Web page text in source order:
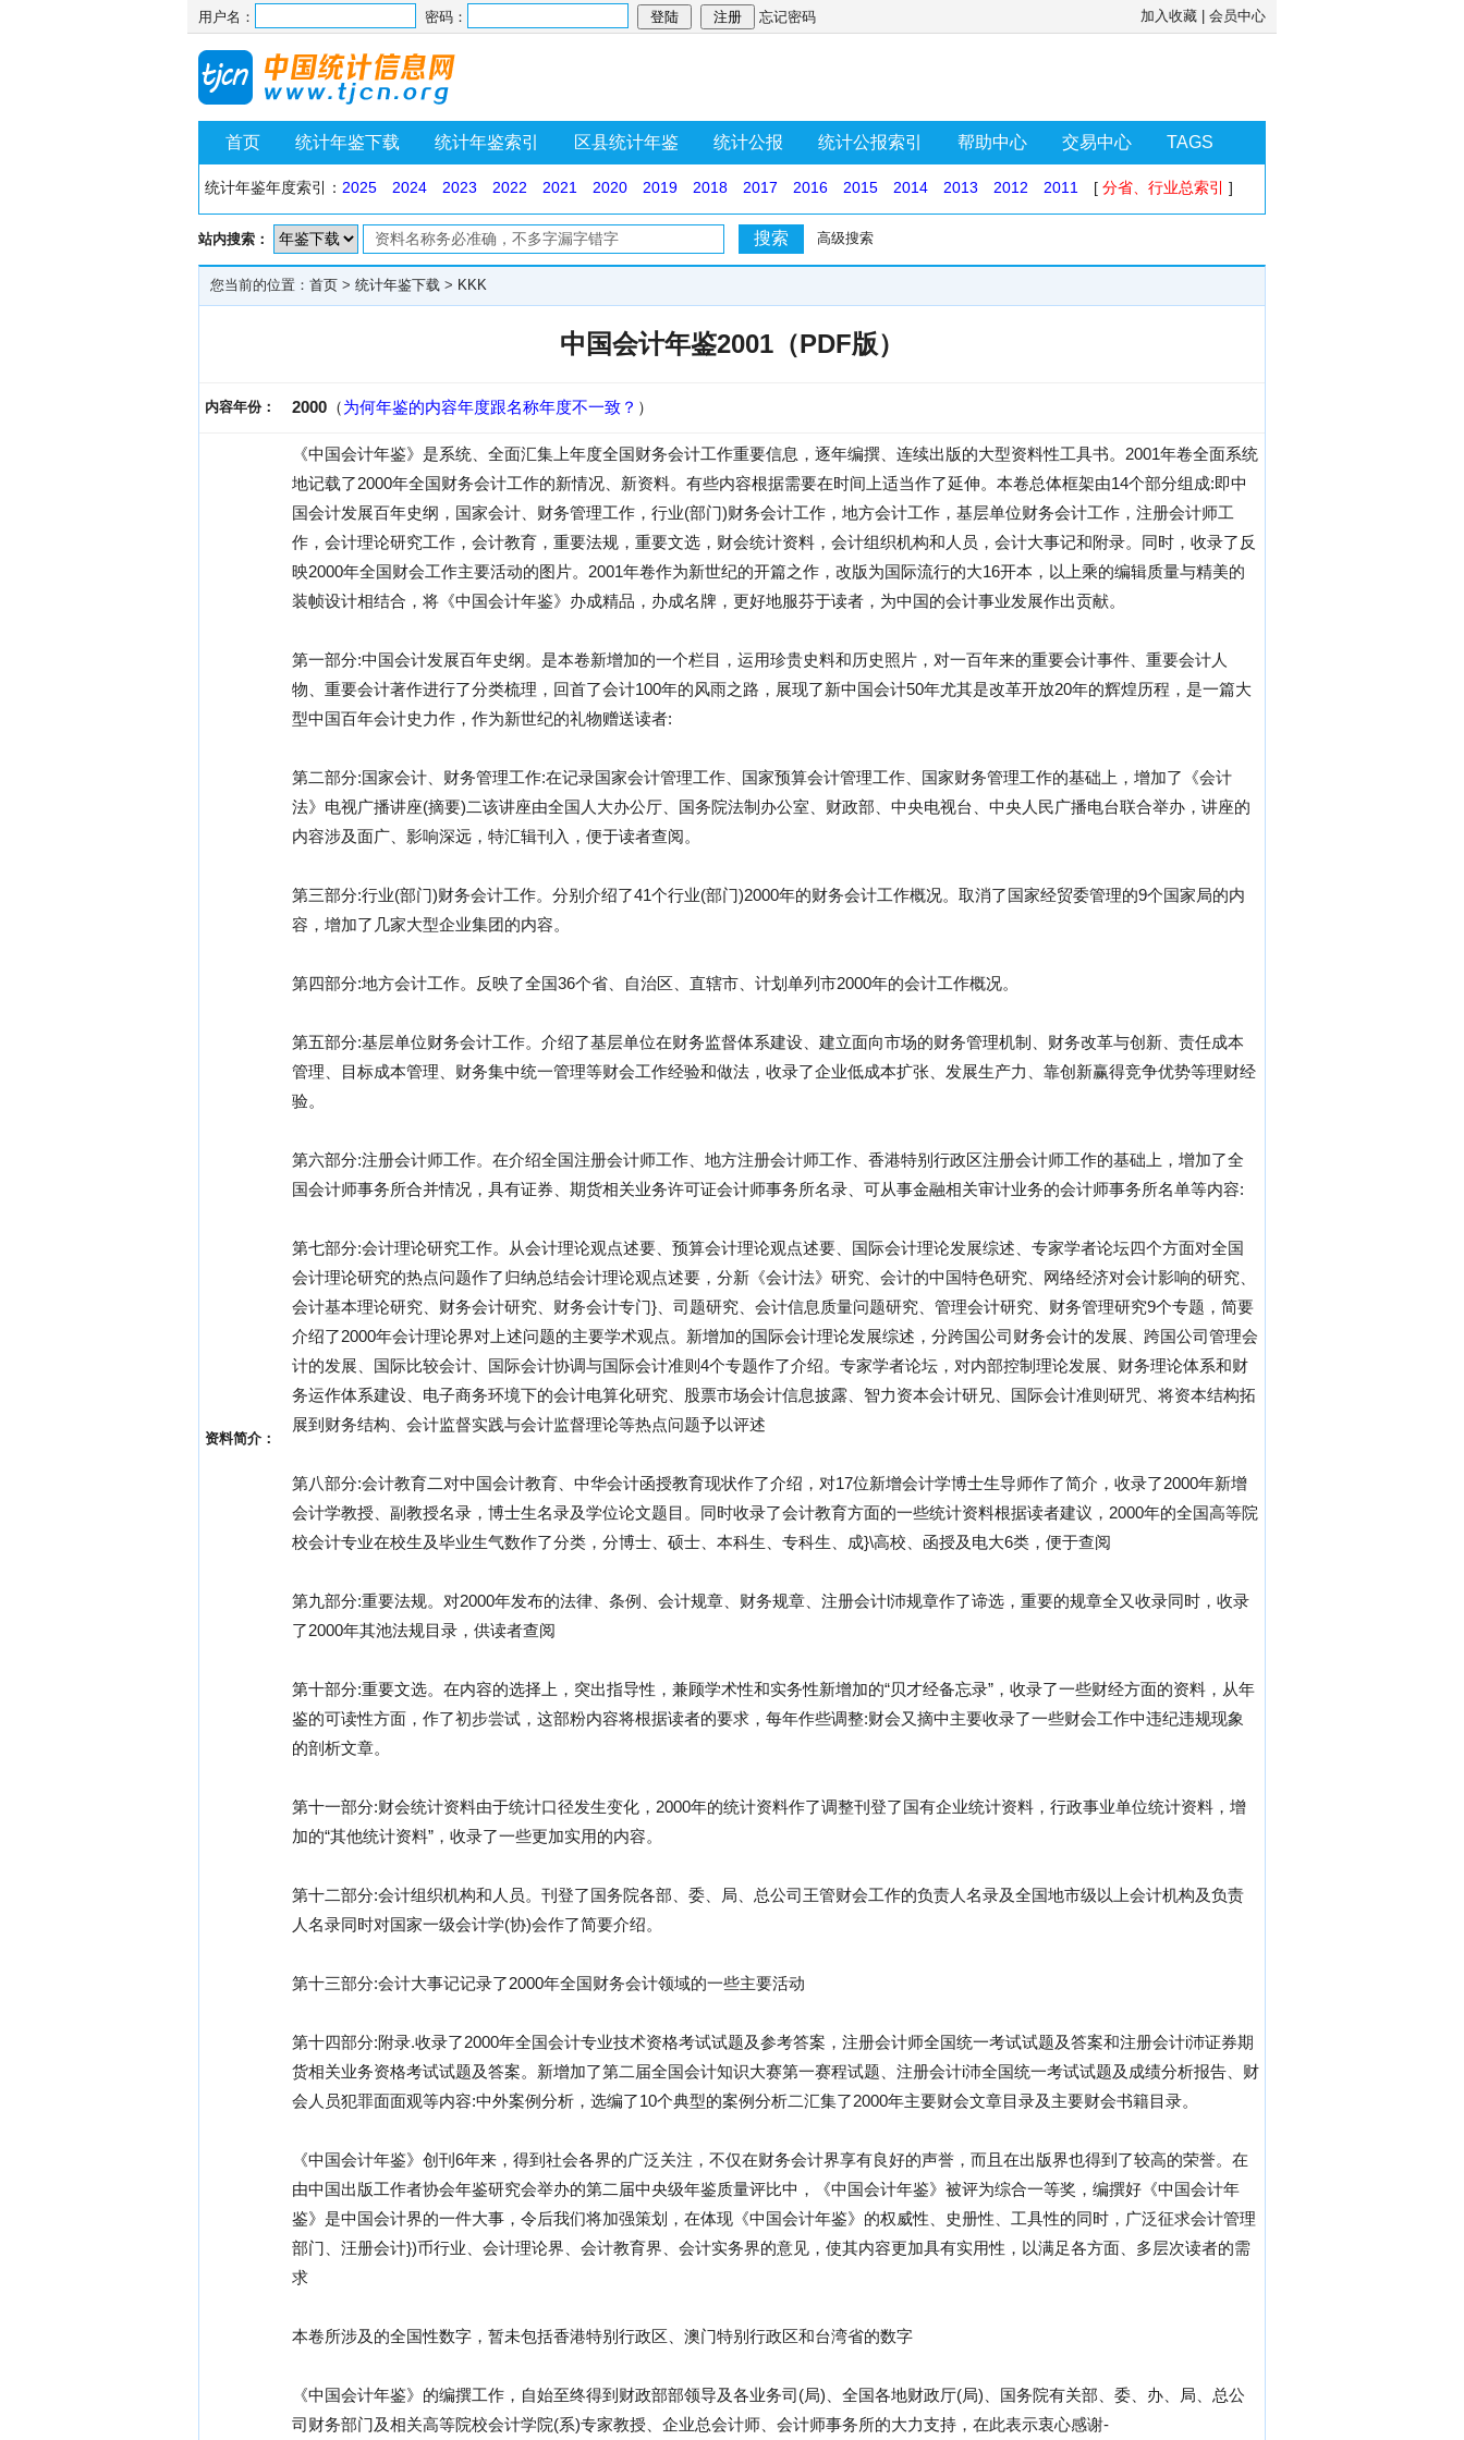
用户名： 密码： 忘记密码 加入收藏 会员中心
首页 统计年鉴下载 统计年鉴索引 区县统计年鉴 统计公报 统计公报索引 帮助中心 交易中心 TAGS
统计年鉴年度索引： 2025 2024 2023 2022 2021 2020 2019 2018 2017 2016 2015 2014 2013 2012 2011 [ 分省、行业总索引 ]
站内搜索： 高级搜索
您当前的位置： 首页 > 统计年鉴下载 > KKK
中国会计年鉴2001（PDF版）
内容年份： 2000 （为何年鉴的内容年度跟名称年度不一致？ ）
资料简介：
《中国会计年鉴》是系统、全面汇集上年度全国财务会计工作重要信息，逐年编撰、连续出版的大型资料性工具书。2001年卷全面系统
地记载了2000年全国财务会计工作的新情况、新资料。有些内容根据需要在时间上适当作了延伸。本卷总体框架由14个部分组成:即中
国会计发展百年史纲，国家会计、财务管理工作，行业(部门)财务会计工作，地方会计工作，基层单位财务会计工作，注册会计师工
作，会计理论研究工作，会计教育，重要法规，重要文选，财会统计资料，会计组织机构和人员，会计大事记和附录。同时，收录了反
映2000年全国财会工作主要活动的图片。2001年卷作为新世纪的开篇之作，改版为国际流行的大16开本，以上乘的编辑质量与精美的
装帧设计相结合，将《中国会计年鉴》办成精品，办成名牌，更好地服芬于读者，为中国的会计事业发展作出贡献。
第一部分:中国会计发展百年史纲。是本卷新增加的一个栏目，运用珍贵史料和历史照片，对一百年来的重要会计事件、重要会计人
物、重要会计著作进行了分类梳理，回首了会计100年的风雨之路，展现了新中国会计50年尤其是改革开放20年的辉煌历程，是一篇大
型中国百年会计史力作，作为新世纪的礼物赠送读者:
第二部分:国家会计、财务管理工作:在记录国家会计管理工作、国家预算会计管理工作、国家财务管理工作的基础上，增加了《会计
法》电视广播讲座(摘要)二该讲座由全国人大办公厅、国务院法制办公室、财政部、中央电视台、中央人民广播电台联合举办，讲座的
内容涉及面广、影响深远，特汇辑刊入，便于读者查阅。
第三部分:行业(部门)财务会计工作。分别介绍了41个行业(部门)2000年的财务会计工作概况。取消了国家经贸委管理的9个国家局的内
容，增加了几家大型企业集团的内容。
第四部分:地方会计工作。反映了全国36个省、自治区、直辖市、计划单列市2000年的会计工作概况。
第五部分:基层单位财务会计工作。介绍了基层单位在财务监督体系建设、建立面向市场的财务管理机制、财务改革与创新、责任成本
管理、目标成本管理、财务集中统一管理等财会工作经验和做法，收录了企业低成本扩张、发展生产力、靠创新赢得竞争优势等理财经
验。
第六部分:注册会计师工作。在介绍全国注册会计师工作、地方注册会计师工作、香港特别行政区注册会计师工作的基础上，增加了全
国会计师事务所合并情况，具有证券、期货相关业务许可证会计师事务所名录、可从事金融相关审计业务的会计师事务所名单等内容:
第七部分:会计理论研究工作。从会计理论观点述要、预算会计理论观点述要、国际会计理论发展综述、专家学者论坛四个方面对全国
会计理论研究的热点问题作了归纳总结会计理论观点述要，分新《会计法》研究、会计的中国特色研究、网络经济对会计影响的研究、
会计基本理论研究、财务会计研究、财务会计专门}、司题研究、会计信息质量问题研究、管理会计研究、财务管理研究9个专题，简要
介绍了2000年会计理论界对上述问题的主要学术观点。新增加的国际会计理论发展综述，分跨国公司财务会计的发展、跨国公司管理会
计的发展、国际比较会计、国际会计协调与国际会计准则4个专题作了介绍。专家学者论坛，对内部控制理论发展、财务理论体系和财
务运作体系建设、电子商务环境下的会计电算化研究、股票市场会计信息披露、智力资本会计研兄、国际会计准则研咒、将资本结构拓
展到财务结构、会计监督实践与会计监督理论等热点问题予以评述
第八部分:会计教育二对中国会计教育、中华会计函授教育现状作了介绍，对17位新增会计学博士生导师作了简介，收录了2000年新增
会计学教授、副教授名录，博士生名录及学位论文题目。同时收录了会计教育方面的一些统计资料根据读者建议，2000年的全国高等院
校会计专业在校生及毕业生气数作了分类，分博士、硕士、本科生、专科生、成}\高校、函授及电大6类，便于查阅
第九部分:重要法规。对2000年发布的法律、条例、会计规章、财务规章、注册会计l沛规章作了谛选，重要的规章全又收录同时，收录
了2000年其池法规目录，供读者查阅
第十部分:重要文选。在内容的选择上，突出指导性，兼顾学术性和实务性新增加的“贝才经备忘录”，收录了一些财经方面的资料，从年
鉴的可读性方面，作了初步尝试，这部粉内容将根据读者的要求，每年作些调整:财会又摘中主要收录了一些财会工作中违纪违规现象
的剖析文章。
第十一部分:财会统计资料由于统计口径发生变化，2000年的统计资料作了调整刊登了国有企业统计资料，行政事业单位统计资料，增
加的“其他统计资料”，收录了一些更加实用的内容。
第十二部分:会计组织机构和人员。刊登了国务院各部、委、局、总公司王管财会工作的负责人名录及全国地市级以上会计机构及负责
人名录同时对国家一级会计学(协)会作了简要介绍。
第十三部分:会计大事记记录了2000年全国财务会计领域的一些主要活动
第十四部分:附录.收录了2000年全国会计专业技术资格考试试题及参考答案，注册会计师全国统一考试试题及答案和注册会计i沛证券期
货相关业务资格考试试题及答案。新增加了第二届全国会计知识大赛第一赛程试题、注册会计i沛全国统一考试试题及成绩分析报告、财
会人员犯罪面面观等内容:中外案例分析，选编了10个典型的案例分析二汇集了2000年主要财会文章目录及主要财会书籍目录。
《中国会计年鉴》创刊6年来，得到社会各界的广泛关注，不仅在财务会计界享有良好的声誉，而且在出版界也得到了较高的荣誉。在
由中国出版工作者协会年鉴研究会举办的第二届中央级年鉴质量评比中，《中国会计年鉴》被评为综合一等奖，编撰好《中国会计年
鉴》是中国会计界的一件大事，令后我们将加强策划，在体现《中国会计年鉴》的权威性、史册性、工具性的同时，广泛征求会计管理
部门、汪册会计})币行业、会计理论界、会计教育界、会计实务界的意见，使其内容更加具有实用性，以满足各方面、多层次读者的需
求
本卷所涉及的全国性数字，暂未包括香港特别行政区、澳门特别行政区和台湾省的数字
《中国会计年鉴》的编撰工作，自始至终得到财政部部领导及各业务司(局)、全国各地财政厅(局)、国务院有关部、委、办、局、总公
司财务部门及相关高等院校会计学院(系)专家教授、企业总会计师、会计师事务所的大力支持，在此表示衷心感谢-